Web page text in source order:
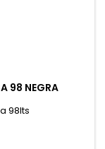
98 NEGRA
98lts